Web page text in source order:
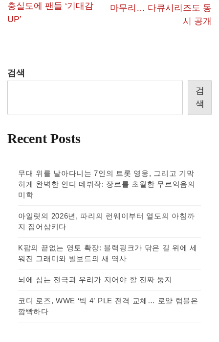
충실도에 팬들 ‘기대감
UP’
마무리… 다큐시리즈도 동
시 공개
검색
검
색
Recent Posts
무대 위를 날아다니는 7인의 트롯 영웅, 그리고 기막
히게 완벽한 인디 데뷔작: 장르를 초월한 무르익음의
미학
아일릿의 2026년, 파리의 런웨이부터 열도의 아침까
지 집어삼키다
K팝의 끝없는 영토 확장: 블랙핑크가 닦은 길 위에 세
워진 그래미와 빌보드의 새 역사
뇌에 심는 전극과 우리가 지어야 할 진짜 둥지
코디 로즈, WWE ‘빅 4’ PLE 전격 교체… 로얄 럼블은
깜빡하다